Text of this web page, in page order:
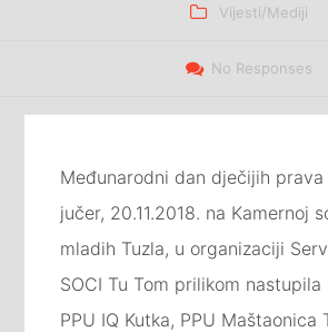
Categories
Vijesti/Mediji
No Responses
Međunarodni dan dječijih
jučer, 20.11.2018. na Kamernoj
mladih Tuzla, u organizaciji
SOCI Tu Tom prilikom
PPU IQ Kutka, PPU Maštaonica